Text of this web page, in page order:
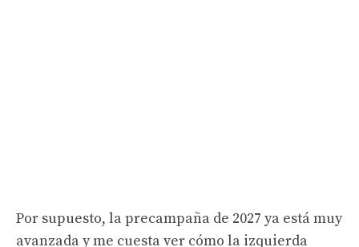
Por supuesto, la precampaña de 2027 ya está muy
avanzada y me cuesta ver cómo la izquierda